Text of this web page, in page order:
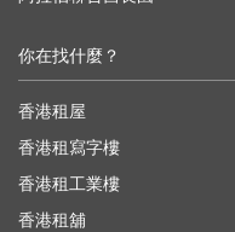
你在找什麼？
香港租屋
香港租寫字樓
香港租工業樓
香港租舖